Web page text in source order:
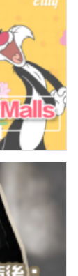
你笑住過新